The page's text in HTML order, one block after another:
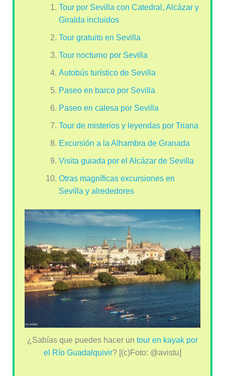
Tour por Sevilla con Catedral, Alcázar y
Giralda incluidos
Tour gratuito en Sevilla
Tour nocturno por Sevilla
Autobús turístico de Sevilla
Paseo en barco por Sevilla
Paseo en calesa por Sevilla
Tour de misterios y leyendas por Triana
Excursión a la Alhambra de Granada
Visita guiada por el Alcázar de Sevilla
Otras magníficas excursiones en
Sevilla y alrededores
¿Sabías que puedes hacer un tour en kayak por
el Río Guadalquivir? [(c)Foto: @avistu]